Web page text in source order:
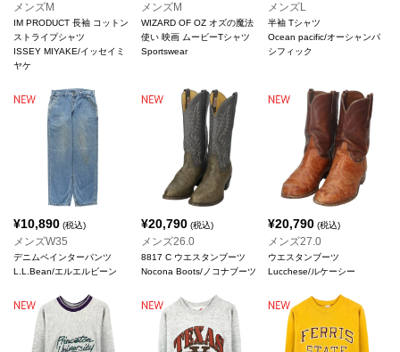
メンズM
IM PRODUCT 長袖 コットン
ストライプシャツ
ISSEY MIYAKE/イッセイミ
ヤケ
メンズM
WIZARD OF OZ オズの魔法
使い 映画 ムービーTシャツ
Sportswear
メンズL
半袖 Tシャツ
Ocean pacific/オーシャンパ
シフィック
¥10,890 (税込)
メンズW35
デニムペインターパンツ
L.L.Bean/エルエルビーン
¥20,790(税込)
メンズ26.0
8817 C ウエスタンブーツ
Nocona Boots/ノコナブーツ
¥20,790 (税込)
メンズ27.0
ウエスタンブーツ
Lucchese/ルケーシー